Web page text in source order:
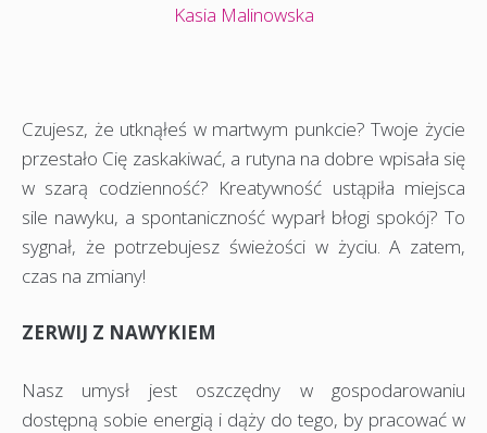
Kasia Malinowska
Czujesz, że utknąłeś w martwym punkcie? Twoje życie
przestało Cię zaskakiwać, a rutyna na dobre wpisała się
w szarą codzienność? Kreatywność ustąpiła miejsca
sile nawyku, a spontaniczność wyparł błogi spokój? To
sygnał, że potrzebujesz świeżości w życiu. A zatem,
czas na zmiany!
ZERWIJ Z NAWYKIEM
Nasz umysł jest oszczędny w gospodarowaniu
dostępną sobie energią i dąży do tego, by pracować w